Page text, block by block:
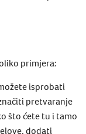
primjera:
isprobati
pretvaranje
što ćete tu i tamo
dodati